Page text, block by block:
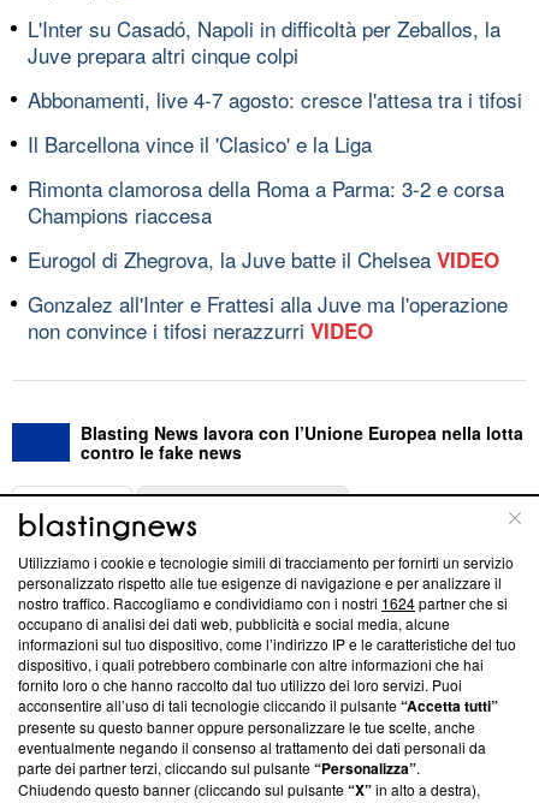
L'Inter su Casadó, Napoli in difficoltà per Zeballos, la
Juve prepara altri cinque colpi
Abbonamenti, live 4-7 agosto: cresce l'attesa tra i tifosi
Il Barcellona vince il 'Clasico' e la Liga
Rimonta clamorosa della Roma a Parma: 3-2 e corsa
Champions riaccesa
Eurogol di Zhegrova, la Juve batte il Chelsea VIDEO
Gonzalez all'Inter e Frattesi alla Juve ma l'operazione
non convince i tifosi nerazzurri VIDEO
Blasting News lavora con l’Unione Europea nella lotta
contro le fake news
ABOUT
Questa sezione offre informazioni trasparenti su Blasting
News, sui nostri processi editoriali e su come ci impegniamo a
creare news di qualità. Inoltre, afferma la nostra aderenza a
‘Trust Project - News with Integrity’Blasting News non è
ancora membro del programma, ma ha richiesto di farne
parte; Trust Project non ha ancora effettuato una verifica di
conformità agli standard.
Su di noi
Utilizziamo i cookie e tecnologie simili di tracciamento per fornirti un servizio
personalizzato rispetto alle tue esigenze di navigazione e per analizzare il
nostro traffico. Raccogliamo e condividiamo con i nostri 1624partner che si
occupano di analisi dei dati web, pubblicità e social media, alcune
informazioni sul tuo dispositivo, come l’indirizzo IP e le caratteristiche del tuo
dispositivo, i quali potrebbero combinarle con altre informazioni che hai
fornito loro o che hanno raccolto dal tuo utilizzo dei loro servizi. Puoi
acconsentire all’uso di tali tecnologie cliccando il pulsante“Accetta tutti”
presente su questo banner oppure personalizzare le tue scelte, anche
eventualmente negando il consenso al trattamento dei dati personali da
parte dei partner terzi, cliccando sul pulsante“Personalizza”.
Chiudendo questo banner (cliccando sul pulsante“X”in alto a destra),